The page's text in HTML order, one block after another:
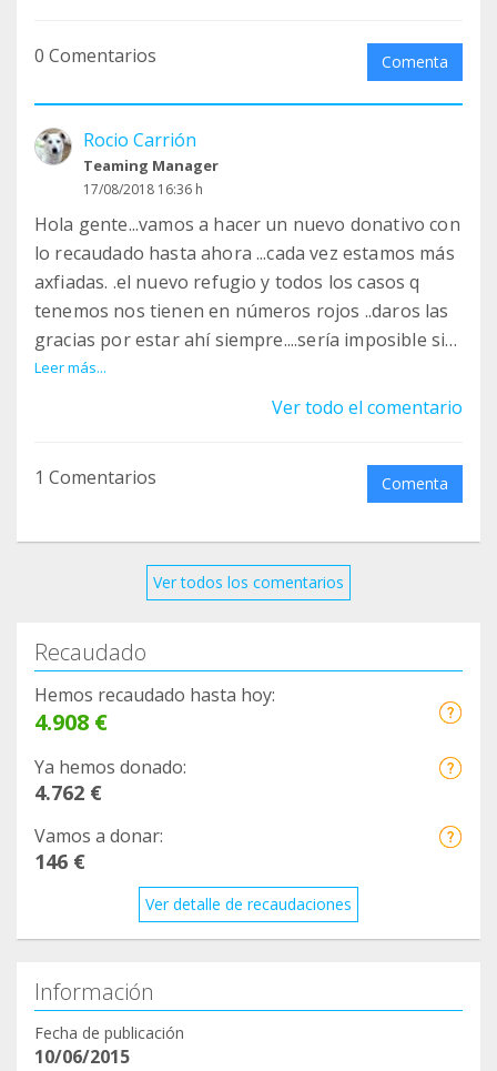
0 Comentarios Comenta
Rocio Carrión
Teaming Manager
17/08/2018 16:36 h
Hola gente...vamos a hacer un nuevo donativo con
lo recaudado hasta ahora ...cada vez estamos más
axfiadas. .el nuevo refugio y todos los casos q
tenemos nos tienen en números rojos ..daros las
gracias por estar ahí siempre....sería imposible sin
vosotros.
Leer más...
Ver todo el comentario
1 Comentarios Comenta
Ver todos los comentarios
Recaudado
Hemos recaudado hasta hoy:
4.908 €
Ya hemos donado:
4.762 €
Vamos a donar:
146 €
Ver detalle de recaudaciones
Información
Fecha de publicación
10/06/2015